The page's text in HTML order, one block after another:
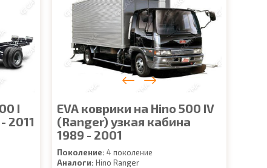
I
2011
EVA коврики на Hino 500 IV
(Ranger) узкая кабина
1989 - 2001
Поколение: 4 поколение
Аналоги: Hino Ranger